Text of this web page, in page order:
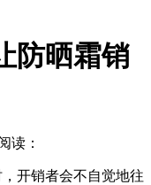
防晒霜销
读：
开销者会不自觉地往